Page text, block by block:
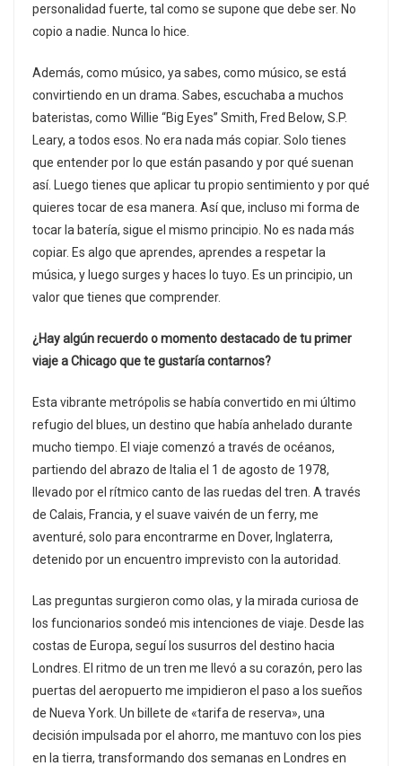
personalidad fuerte, tal como se supone que debe ser. No
copio a nadie. Nunca lo hice.
Además, como músico, ya sabes, como músico, se está
convirtiendo en un drama. Sabes, escuchaba a muchos
bateristas, como Willie “Big Eyes” Smith, Fred Below, S.P.
Leary, a todos esos. No era nada más copiar. Solo tienes
que entender por lo que están pasando y por qué suenan
así. Luego tienes que aplicar tu propio sentimiento y por qué
quieres tocar de esa manera. Así que, incluso mi forma de
tocar la batería, sigue el mismo principio. No es nada más
copiar. Es algo que aprendes, aprendes a respetar la
música, y luego surges y haces lo tuyo. Es un principio, un
valor que tienes que comprender.
¿Hay algún recuerdo o momento destacado de tu primer
viaje a Chicago que te gustaría contarnos?
Esta vibrante metrópolis se había convertido en mi último
refugio del blues, un destino que había anhelado durante
mucho tiempo. El viaje comenzó a través de océanos,
partiendo del abrazo de Italia el 1 de agosto de 1978,
llevado por el rítmico canto de las ruedas del tren. A través
de Calais, Francia, y el suave vaivén de un ferry, me
aventuré, solo para encontrarme en Dover, Inglaterra,
detenido por un encuentro imprevisto con la autoridad.
Las preguntas surgieron como olas, y la mirada curiosa de
los funcionarios sondeó mis intenciones de viaje. Desde las
costas de Europa, seguí los susurros del destino hacia
Londres. El ritmo de un tren me llevó a su corazón, pero las
puertas del aeropuerto me impidieron el paso a los sueños
de Nueva York. Un billete de «tarifa de reserva», una
decisión impulsada por el ahorro, me mantuvo con los pies
en la tierra, transformando dos semanas en Londres en